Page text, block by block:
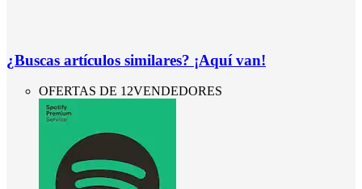
¿Buscas artículos similares? ¡Aquí van!
OFERTAS DE 12VENDEDORES